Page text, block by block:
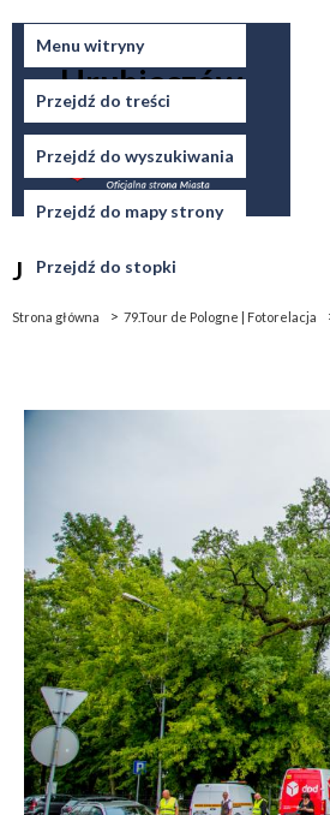
Menu witryny
Przejdź do treści
Przejdź do wyszukiwania
Przejdź do mapy strony
Przejdź do stopki
Miasto
Hrubieszów
Jesteś tutaj
Strona główna 79.Tour de Pologne | Fotorelacja